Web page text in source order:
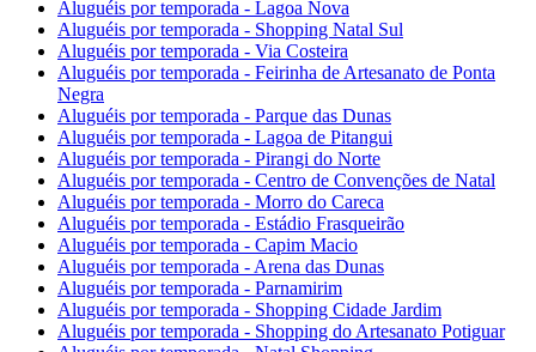
Aluguéis por temporada - Lagoa Nova
Aluguéis por temporada - Shopping Natal Sul
Aluguéis por temporada - Via Costeira
Aluguéis por temporada - Feirinha de Artesanato de Ponta
Negra
Aluguéis por temporada - Parque das Dunas
Aluguéis por temporada - Lagoa de Pitangui
Aluguéis por temporada - Pirangi do Norte
Aluguéis por temporada - Centro de Convenções de Natal
Aluguéis por temporada - Morro do Careca
Aluguéis por temporada - Estádio Frasqueirão
Aluguéis por temporada - Capim Macio
Aluguéis por temporada - Arena das Dunas
Aluguéis por temporada - Parnamirim
Aluguéis por temporada - Shopping Cidade Jardim
Aluguéis por temporada - Shopping do Artesanato Potiguar